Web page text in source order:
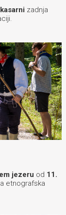
zadnja
jezeru od 11.
etnografska